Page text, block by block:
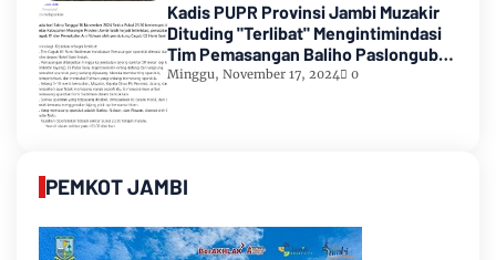
Kadis PUPR Provinsi Jambi Muzakir
Dituding "Terlibat" Mengintimindasi
Tim Pemasangan Baliho Paslongub
Romi-Sudirman
Minggu, November 17, 2024 0
PEMKOT JAMBI